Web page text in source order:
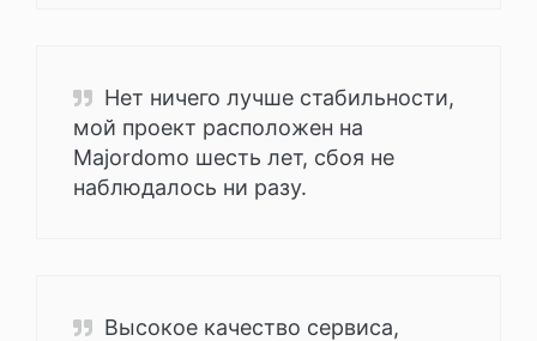
Нет ничего лучше стабильности,
мой проект расположен на
Majordomo шесть лет, сбоя не
наблюдалось ни разу.
Высокое качество сервиса,